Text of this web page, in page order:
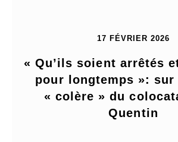
17 FÉVRIER 2026
« Qu’ils soient arrêtés
pour longtemps »: sur
« colère » du
Quentin